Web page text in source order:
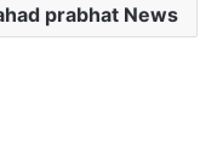
prabhat News